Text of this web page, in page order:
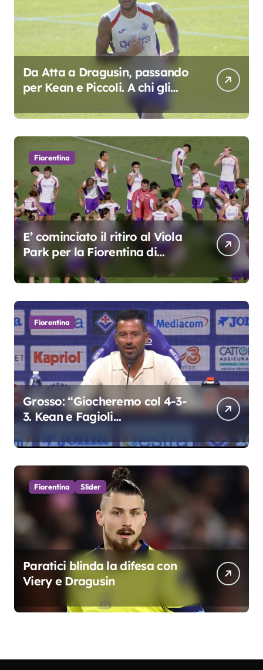
Da Atta a Dragusin, passando
per Kean e Piccoli. A chi gli
oscar del precampionato?
Fiorentina
E’ cominciato il ritiro al Viola
Park per la Fiorentina di
Grosso
Fiorentina
Grosso: “Giocheremo col 4-3-
3. Kean e Fagioli
colpo”
Fiorentina Slider
Paratici blinda la difesa con
Viery e Dragusin